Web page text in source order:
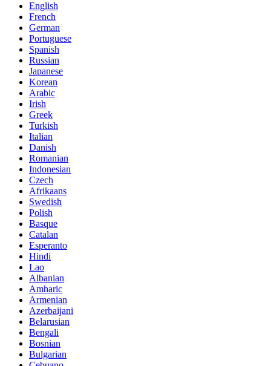
English
French
German
Portuguese
Spanish
Russian
Japanese
Korean
Arabic
Irish
Greek
Turkish
Italian
Danish
Romanian
Indonesian
Czech
Afrikaans
Swedish
Polish
Basque
Catalan
Esperanto
Hindi
Lao
Albanian
Amharic
Armenian
Azerbaijani
Belarusian
Bengali
Bosnian
Bulgarian